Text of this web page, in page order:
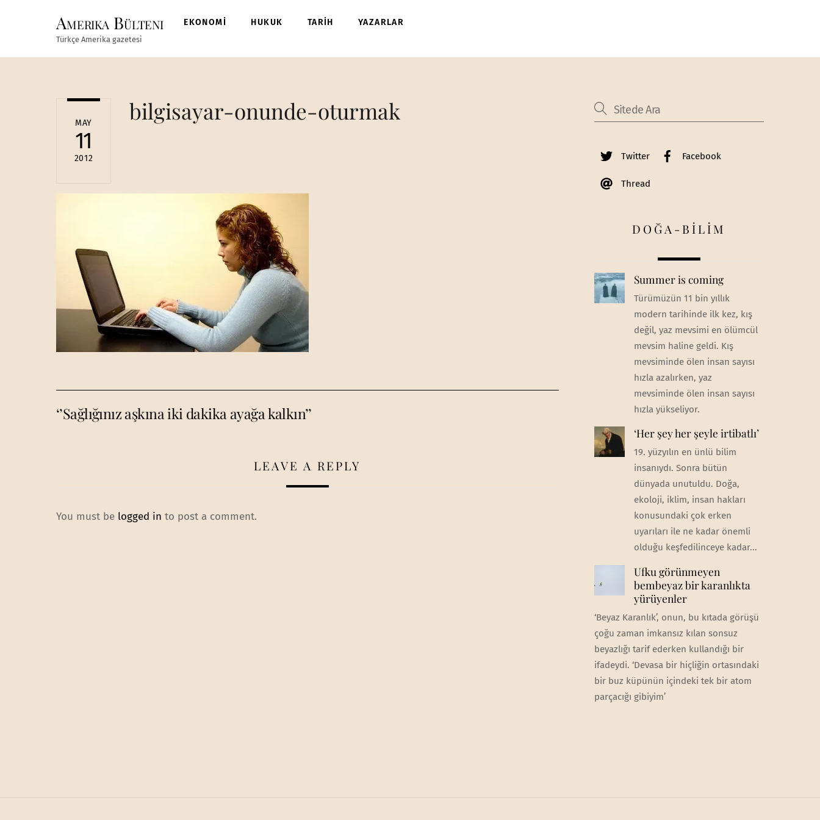
Amerika Bülteni
Türkçe Amerika gazetesi
EKONOMİ HUKUK TARİH YAZARLAR
MAY
11
2012
bilgisayar-onunde-oturmak
‘’Sağlığınız aşkına iki dakika ayağa kalkın’’
LEAVE A REPLY
You must be logged in to post a comment.
Twitter Facebook
Thread
DOĞA-BİLİM
Summer is coming
Türümüzün 11 bin yıllık
modern tarihinde ilk kez, kış
değil, yaz mevsimi en ölümcül
mevsim haline geldi. Kış
mevsiminde ölen insan sayısı
hızla azalırken, yaz
mevsiminde ölen insan sayısı
hızla yükseliyor.
‘Her şey her şeyle irtibatlı’
19. yüzyılın en ünlü bilim
insanıydı. Sonra bütün
dünyada unutuldu. Doğa,
ekoloji, iklim, insan hakları
konusundaki çok erken
uyarıları ile ne kadar önemli
olduğu keşfedilinceye kadar...
Ufku görünmeyen
bembeyaz bir karanlıkta
yürüyenler
‘Beyaz Karanlık’, onun, bu kıtada görüşü
çoğu zaman imkansız kılan sonsuz
beyazlığı tarif ederken kullandığı bir
ifadeydi. ‘Devasa bir hiçliğin ortasındaki
bir buz küpünün içindeki tek bir atom
parçacığı gibiyim’